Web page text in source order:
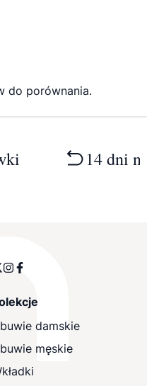
do porównania.
14 dni
damskie
męskie